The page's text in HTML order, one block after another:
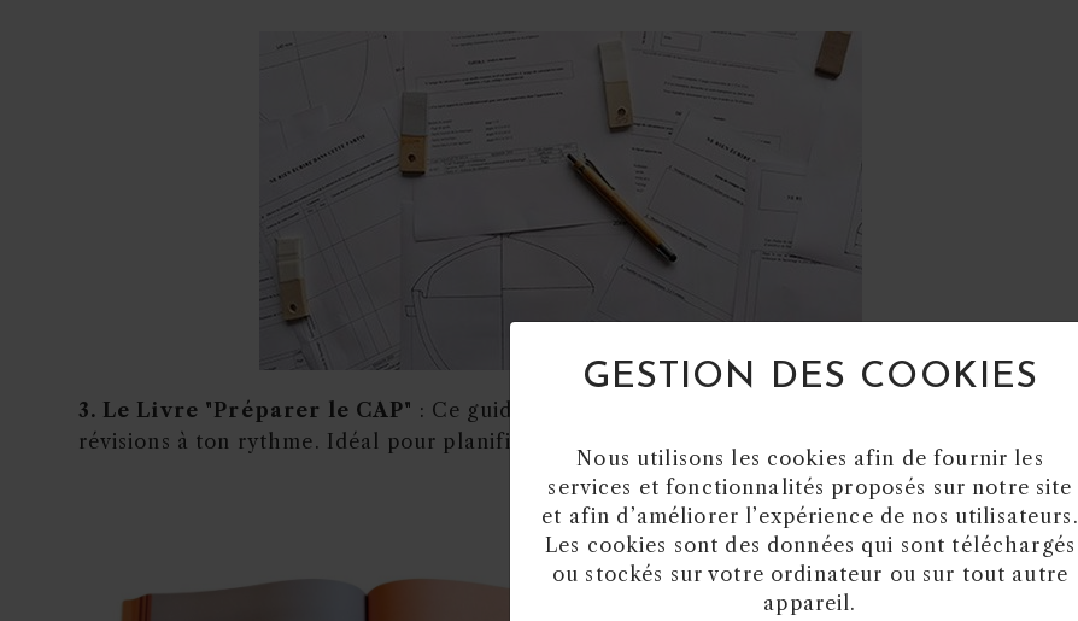
3. Le Livre "Préparer le CAP" : Ce guide complet en 10 mois te permet de structurer tes
révisions à ton rythme. Idéal pour planifier ton apprentissage de façon autonome.
GESTION DES COOKIES
Nous utilisons les cookies afin de fournir les
services et fonctionnalités proposés sur notre site
et afin d’améliorer l’expérience de nos utilisateurs.
Les cookies sont des données qui sont téléchargés
ou stockés sur votre ordinateur ou sur tout autre
appareil.